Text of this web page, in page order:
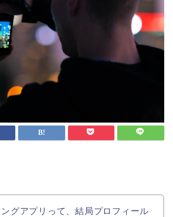
グアプリって、結局プロフィール